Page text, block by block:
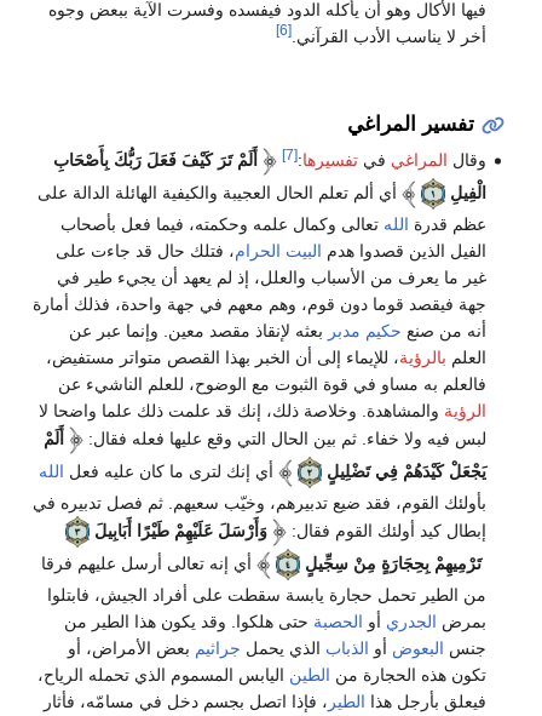
فيها الأكال وهو أن يأكله الدود فيفسده وفسرت الآية ببعض وجوه
أخر لا يناسب الأدب القرآني.[6]
تفسير المراغي
وقال المراغي فيتفسيرها:
[7]
أَلَمْ تَرَ كَيْفَ فَعَلَ رَبُّكَ بِأَصْحَابِ
الْفِيلِ
أي ألم تعلم الحال العجيبة والكيفية الهائلة الدالة على
عظم قدرة الله تعالى وكمال علمه وحكمته، فيما فعل بأصحاب
الفيل الذين قصدوا هدم البيت الحرام، فتلك حال قد جاءت على
غير ما يعرف من الأسباب والعلل، إذ لم يعهد أن يجيء طير في
جهة فيقصد قوما دون قوم، وهم معهم في جهة واحدة، فذلك أمارة
أنه من صنع حكيم مدبر بعثه لإنقاذ مقصد معين. وإنما عبر عن
العلم بالرؤية، للإيماء إلى أن الخبر بهذا القصص متواتر مستفيض،
فالعلم به مساو في قوة الثبوت مع الوضوح، للعلم الناشيء عن
الرؤية والمشاهدة. وخلاصة ذلك، إنك قد علمت ذلك علما واضحا لا
لبس فيه ولا خفاء. ثم بين الحال التي وقع عليها فعله فقال:
أَلَمْ
يَجْعَلْ كَيْدَهُمْ فِي تَضْلِيلٍ
أي إنك لترى ما كان عليه فعل الله
بأولئك القوم، فقد ضيع تدبيرهم، وخيّب سعيهم. ثم فصل تدبيره في
إبطال كيد أولئك القوم فقال:
وَأَرْسَلَ عَلَيْهِمْ طَيْرًا أَبَابِيلَ
تَرْمِيهِمْ بِحِجَارَةٍ مِنْ سِجِّيلٍ
أي إنه تعالى أرسل عليهم فرقا
من الطير تحمل حجارة يابسة سقطت على أفراد الجيش، فابتلوا
بمرض الجدري أو الحصبة حتى هلكوا. وقد يكون هذا الطير من
جنس البعوض أو الذباب الذي يحمل جراثيم بعض الأمراض، أو
تكون هذه الحجارة من الطين اليابس المسموم الذي تحمله الرياح،
فيعلق بأرجل هذا الطير ، فإذا اتصل بجسم دخل في مسامّه، فأثار